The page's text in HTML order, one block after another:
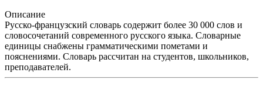
Описание
Русско-французский словарь содержит более 30 000 слов и
словосочетаний современного русского языка. Словарные
единицы снабжены грамматическими пометами и
пояснениями. Словарь рассчитан на студентов, школьников,
преподавателей.